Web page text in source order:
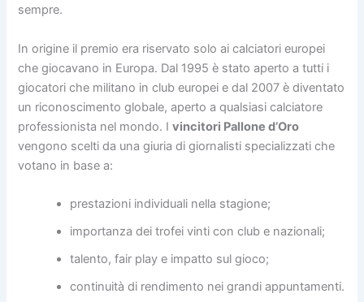
sempre.
In origine il premio era riservato solo ai calciatori europei
che giocavano in Europa. Dal 1995 è stato aperto a tutti i
giocatori che militano in club europei e dal 2007 è diventato
un riconoscimento globale, aperto a qualsiasi calciatore
professionista nel mondo. Ivincitori Pallone d’Oro
vengono scelti da una giuria di giornalisti specializzati che
votano in base a:
prestazioni individuali nella stagione;
importanza dei trofei vinti con club e nazionali;
talento, fair play e impatto sul gioco;
continuità di rendimento nei grandi appuntamenti.